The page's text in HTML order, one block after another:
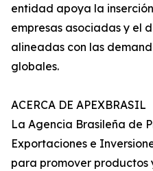
entidad apoya la
empresas asociadas y el
alineadas con las
globales.
ACERCA DE APEXBRASIL
La Agencia Brasileña de
Exportaciones e
para promover productos